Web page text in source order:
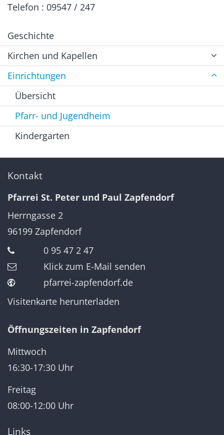
Telefon : 09547 / 247
Geschichte
Kirchen und Kapellen
Einrichtungen
Übersicht
Pfarr- und Jugendheim
Kindergarten
Kontakt
Pfarrei St. Peter und Paul Zapfendorf
Herrngasse 2
96199 Zapfendorf
0 95 47 2 47
Klick zum E-Mail senden
pfarrei-zapfendorf.de
Visitenkarte herunterladen
Öffnungszeiten in Zapfendorf
Mittwoch
16:30-17:30 Uhr
Freitag
08:00-12:00 Uhr
Links